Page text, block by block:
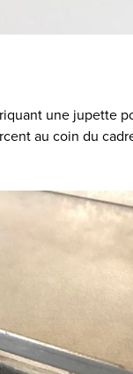
une jupette
au coin du